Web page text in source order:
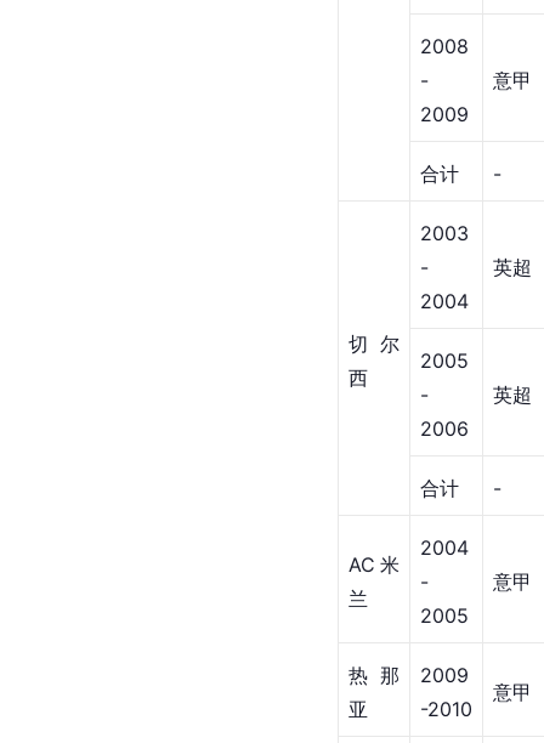
2008
-
2009
意甲
合计 -
切尔
西
2003
-
2004
英超
2005
-
2006
英超
合计 -
AC米
兰
2004
-
2005
意甲
热那
亚
2009
-2010
意甲